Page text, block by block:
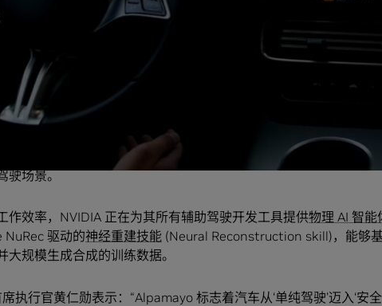
流水线，包括 NVIDIA AlpaGym、NVIDIA OmniDreams 及全新的
通过消除从头开始构建核心辅助驾驶基础设施的需求，从而加速智
、推理和行动能力，并提供了安全验证及监管协作所需的可解释性
训练模型，AlpaGym 框架提供了一个闭环强化学习
OmniDreams 生成式世界模型用于生成逼真的闭环辅助驾驶场景，
驶场景。
作效率，NVIDIA 正在为其所有辅助驾驶开发工具提供物理 AI 智能
NuRec 驱动的神经重建技能 (Neural Reconstruction skill)，能够
大规模生成合成的训练数据。
执行官黄仁勋表示：“Alpamayo 标志着汽车从‘单纯驾驶’迈入‘安